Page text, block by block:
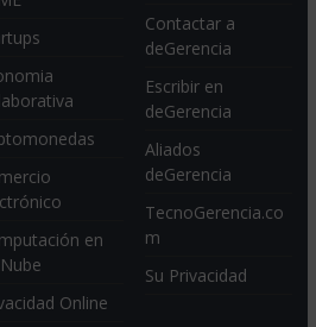
en
Online
Contactar a
deGerencia
Escribir en
deGerencia
Aliados
deGerencia
TecnoGerencia.co
m
Su Privacidad